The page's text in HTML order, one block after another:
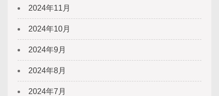
2024年11月
2024年10月
2024年9月
2024年8月
2024年7月